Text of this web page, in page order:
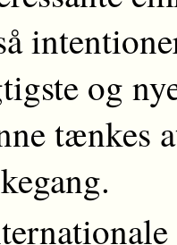
og
tænkes